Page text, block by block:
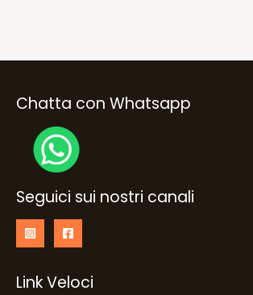
Chatta con Whatsapp
Seguici sui nostri canali
Link Veloci